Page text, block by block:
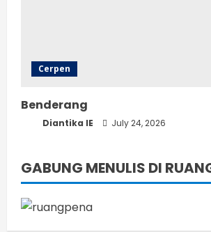
Cerpen
Benderang
Diantika IE July 24, 2026
GABUNG MENULIS DI